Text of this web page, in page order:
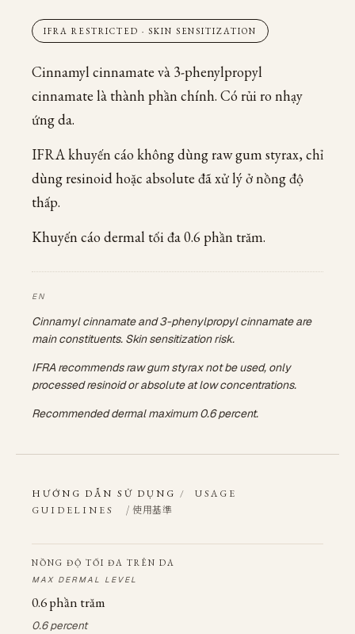
IFRA RESTRICTED · SKIN SENSITIZATION
Cinnamyl cinnamate và 3-phenylpropyl
cinnamate là thành phần chính. Có rủi ro nhạy
ứng da.
IFRA khuyến cáo không dùng raw gum styrax, chỉ
dùng resinoid hoặc absolute đã xử lý ở nồng độ
thấp.
Khuyến cáo dermal tối đa 0.6 phần trăm.
Cinnamyl cinnamate and 3-phenylpropyl cinnamate are
main constituents. Skin sensitization risk.
IFRA recommends raw gum styrax not be used, only
processed resinoid or absolute at low concentrations.
Recommended dermal maximum 0.6 percent.
HƯỚNG DẪN SỬ DỤNG /
USAGE
GUIDELINES
/ 使用基準
NỒNG ĐỘ TỐI ĐA TRÊN DA
MAX DERMAL LEVEL
0.6 phần trăm
0.6 percent